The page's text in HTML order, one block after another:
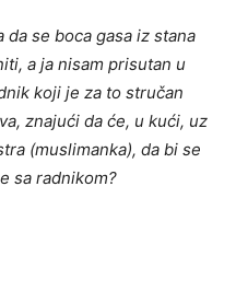
se boca gasa iz stana
a ja nisam prisutan u
koji je za to stručan
znajući da će, u kući, uz
(muslimanka), da bi se
sa radnikom?